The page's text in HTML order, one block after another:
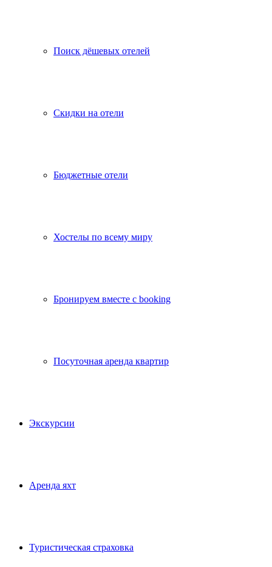
Поиск дёшевых отелей
Скидки на отели
Бюджетные отели
Хостелы по всему миру
Бронируем вместе с booking
Посуточная аренда квартир
Экскурсии
Аренда яхт
Туристическая страховка